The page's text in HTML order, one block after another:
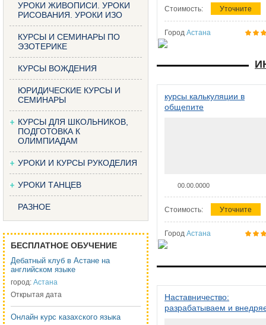
УРОКИ ЖИВОПИСИ. УРОКИ
РИСОВАНИЯ. УРОКИ ИЗО
КУРСЫ И СЕМИНАРЫ ПО
ЭЗОТЕРИКЕ
КУРСЫ ВОЖДЕНИЯ
ЮРИДИЧЕСКИЕ КУРСЫ И
СЕМИНАРЫ
КУРСЫ ДЛЯ ШКОЛЬНИКОВ,
ПОДГОТОВКА К
ОЛИМПИАДАМ
УРОКИ И КУРСЫ РУКОДЕЛИЯ
УРОКИ ТАНЦЕВ
РАЗНОЕ
БЕСПЛАТНОЕ ОБУЧЕНИЕ
Дебатный клуб в Астане на
английском языке
город: Астана
Открытая дата
Онлайн курс казахского языка
Стоимость: Уточните
Город Астана
курсы калькуляции в
общепите
00.00.0000
Стоимость: Уточните
Город Астана
Наставничество:
разрабатываем и